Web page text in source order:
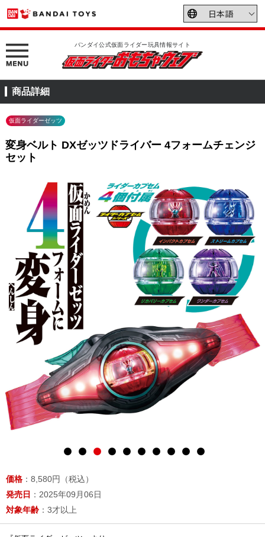
バンダイ公式仮面ライダー玩具情報サイト
商品詳細
仮面ライダーゼッツ
変身ベルト DXゼッツドライバー 4フォームチェンジ
セット
価格 ：8,580円（税込）
発売日 ：2025年09月06日
対象年齢 ：3才以上